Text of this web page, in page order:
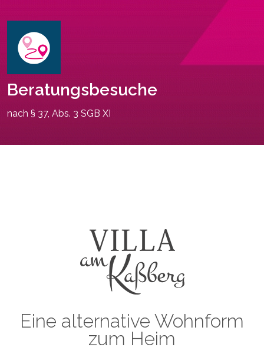
Beratungsbesuche
nach § 37, Abs. 3 SGB XI
Eine alternative Wohnform
zum Heim